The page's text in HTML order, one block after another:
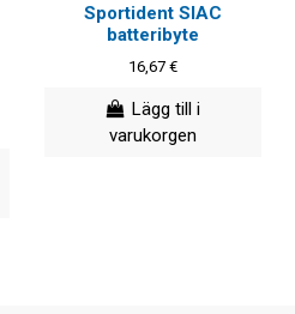
Sportident SIAC
batteribyte
16,67 €
Lägg till i
varukorgen